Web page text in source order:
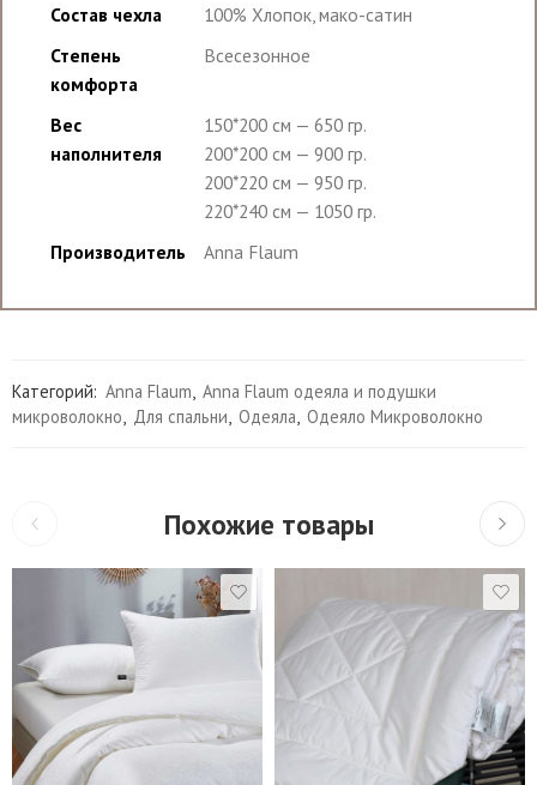
Состав чехла
100% Хлопок, мако-сатин
Степень
комфорта
Всесезонное
Вес
наполнителя
150*200 см — 650 гр.
200*200 см — 900 гр.
200*220 см — 950 гр.
220*240 см — 1050 гр.
Производитель
Anna Flaum
Категорий: Anna Flaum, Anna Flaum одеяла и подушки
микроволокно, Для спальни, Одеяла, Одеяло Микроволокно
Похожие товары
Облегченное-160 г/